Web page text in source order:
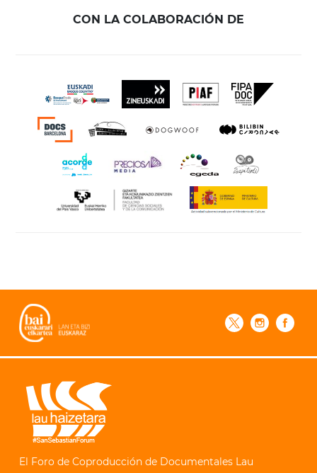
CON LA COLABORACIÓN DE
El Foro de Coproducción de Documentales Lau